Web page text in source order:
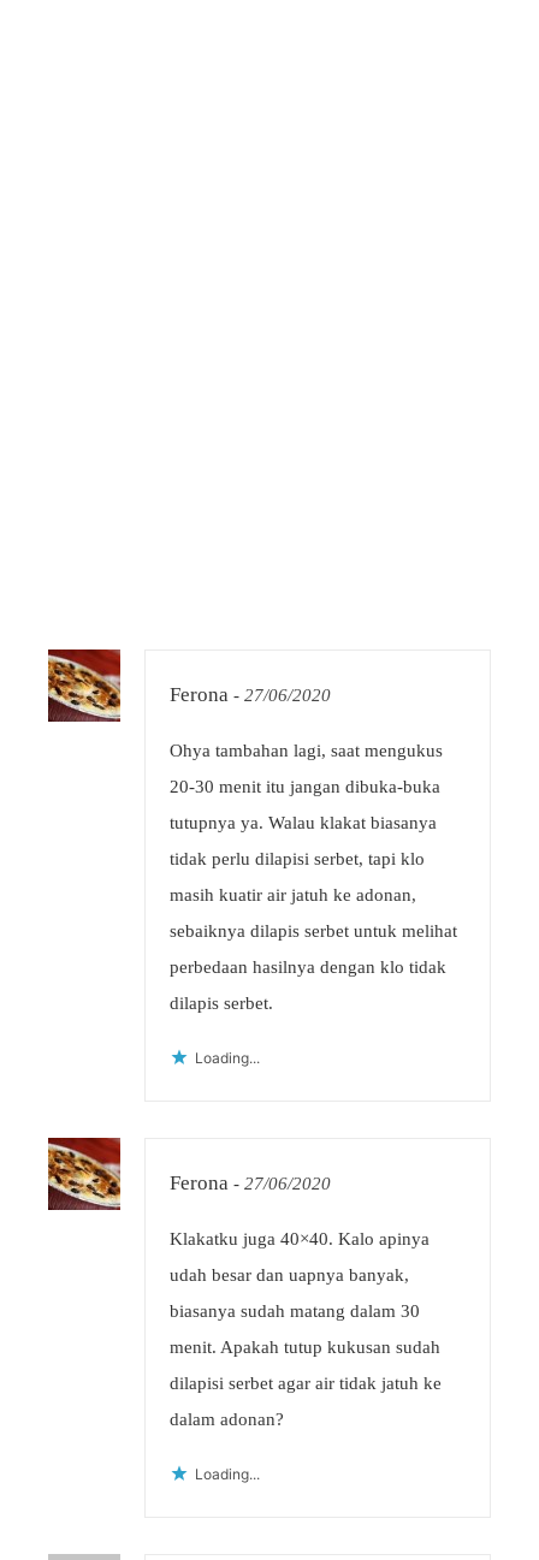
Ferona - 27/06/2020
Ohya tambahan lagi, saat mengukus
20-30 menit itu jangan dibuka-buka
tutupnya ya. Walau klakat biasanya
tidak perlu dilapisi serbet, tapi klo
masih kuatir air jatuh ke adonan,
sebaiknya dilapis serbet untuk melihat
perbedaan hasilnya dengan klo tidak
dilapis serbet.
Loading...
Ferona - 27/06/2020
Klakatku juga 40×40. Kalo apinya
udah besar dan uapnya banyak,
biasanya sudah matang dalam 30
menit. Apakah tutup kukusan sudah
dilapisi serbet agar air tidak jatuh ke
dalam adonan?
Loading...